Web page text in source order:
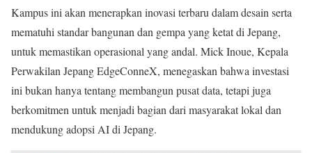
Kampus ini akan menerapkan inovasi terbaru dalam desain serta
mematuhi standar bangunan dan gempa yang ketat di Jepang,
untuk memastikan operasional yang andal. Mick Inoue, Kepala
Perwakilan Jepang EdgeConneX, menegaskan bahwa investasi
ini bukan hanya tentang membangun pusat data, tetapi juga
berkomitmen untuk menjadi bagian dari masyarakat lokal dan
mendukung adopsi AI di Jepang.